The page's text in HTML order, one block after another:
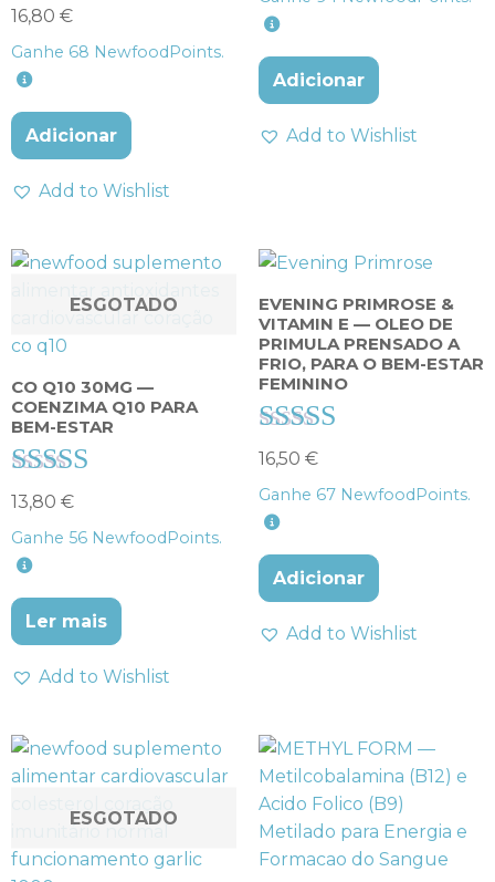
Avaliação
4.75
de 5
16,80 €
Ganhe 68 NewfoodPoints.
Adicionar
Add to Wishlist
de 5
Adicionar
Add to Wishlist
ESGOTADO
CO Q10 30MG —
COENZIMA Q10 PARA
BEM-ESTAR
Avaliação
4.57
de 5
13,80 €
Ganhe 56 NewfoodPoints.
Ler mais
Add to Wishlist
EVENING PRIMROSE &
VITAMIN E — OLEO DE
PRIMULA PRENSADO A
FRIO, PARA O BEM-ESTAR
FEMININO
Avaliação
4.00
de 5
16,50 €
Ganhe 67 NewfoodPoints.
Adicionar
Add to Wishlist
ESGOTADO